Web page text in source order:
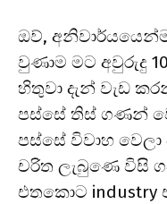
ඔව්,
වුණාම මට අවුරුදු
හිතුවා දැන් වැඩ
පස්සේ තිස් ගණන්
පස්සේ විවාහ
චරිත ලැබුණෙ විසි
එතකොට industry